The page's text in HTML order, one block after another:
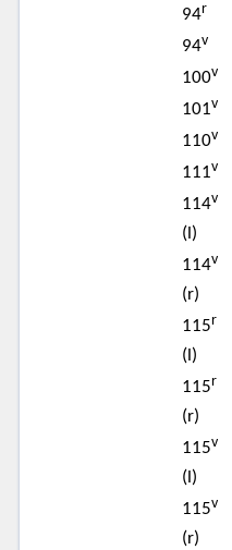
94r
94v
100v
101v
110v
111v
114v
(l)
114v
(r)
115r
(l)
115r
(r)
115v
(l)
115v
(r)